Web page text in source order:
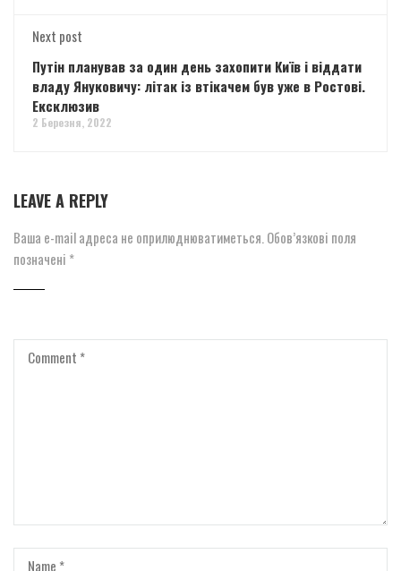
Next post
Путін планував за один день захопити Київ і віддати
владу Януковичу: літак із втікачем був уже в Ростові.
Ексклюзив
2 Березня, 2022
LEAVE A REPLY
Ваша e-mail адреса не оприлюднюватиметься. Обов’язкові поля
позначені *